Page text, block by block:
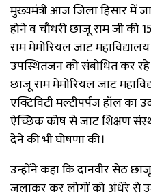
मुख्यमंत्री आज जिला हिसार में
होने व चौधरी छाजू राम जी की
राम मेमोरियल जाट
उपस्थितजन को संबोधित कर
छाजू राम मेमोरियल जाट
एक्टिविटी मल्टीपर्पज हॉल का
ऐच्छिक कोष से जाट शिक्षण
देने की भी घोषणा की।
उन्होंने कहा कि दानवीर सेठ
जलाकर कर लोगों को अंधेरे से